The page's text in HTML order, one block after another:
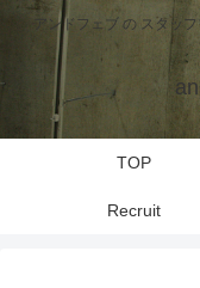
アンドフェブ の スタッ
TOP
Recruit